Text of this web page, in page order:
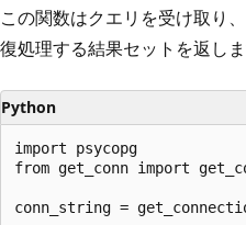
この関数はクエリを受け取り
復処理する結果セットを返しま
Python
import psycopg
from get_conn import
conn_string =